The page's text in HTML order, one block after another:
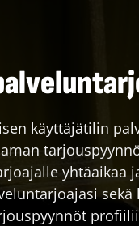
käyttäjätilin
yhtäaikaa
sekä